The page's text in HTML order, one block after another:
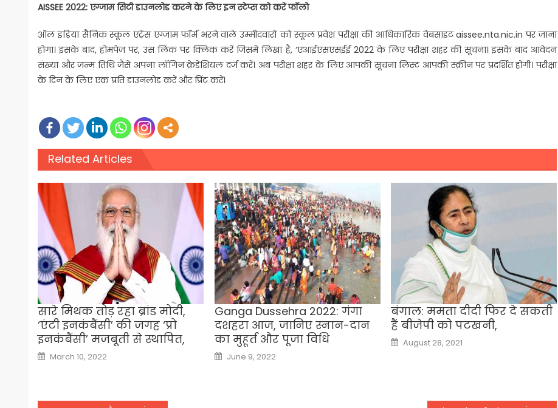
AISSEE 2022: एग्जाम सिटी डाउनलोड करने के लिए इन स्टेप्स को करें फॉलो
ऑल इंडिया सैनिक स्कूल एंट्रेंस एग्जाम फॉर्म भरने वाले उम्मीदवारों को स्कूल प्रवेश परीक्षा की आधिकारिक वेबसाइट aissee.nta.nic.in पर जाना
होगा। इसके बाद, होमपेज पर, उस लिंक पर क्लिक करें जिसमें लिखा है, ‘एआईएसएसईई 2022 के लिए परीक्षा शहर की सूचना। इसके बाद आवेदन
संख्या और जन्म तिथि जैसे अपना लॉगिन क्रेडेंशियल दर्ज करें। अब परीक्षा शहर के लिए आपकी सूचना लिस्ट आपकी स्क्रीन पर प्रदर्शित होगी। परीक्षा
के दिन के लिए एक प्रति डाउनलोड करें और प्रिंट करें।
Related Articles
सारे मिथक तोड़ रहा ब्रांड मोदी,
‘एंटी इनकंबैंसी’ की जगह ‘प्रो
इनकंबैंसी’ मजबूती से स्थापित,
Posted
on
March 10, 2022
Ganga Dussehra 2022: गंगा
दशहरा आज, जानिए स्नान-दान
का मुहूर्त और पूजा विधि
Posted
on
June 9, 2022
बंगाल: ममता दीदी फिर दे सकती
हैं बीजेपी को पटखनी,
Posted
on
August 28, 2021